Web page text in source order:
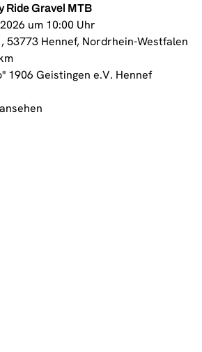
Ride Gravel MTB
um 10:00 Uhr
53773 Hennef, Nordrhein-Westfalen
1906 Geistingen e.V. Hennef